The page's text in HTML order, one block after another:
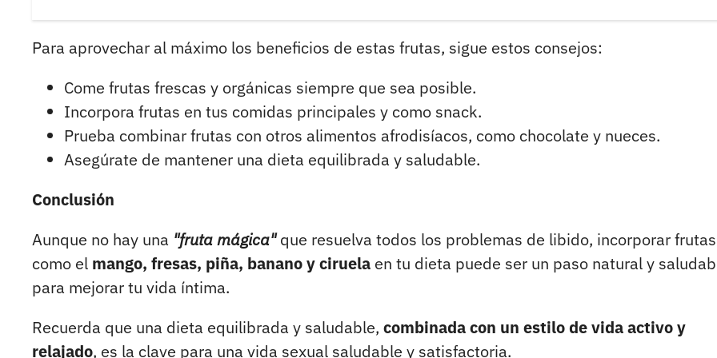
Para aprovechar al máximo los beneficios de estas frutas, sigue estos consejos:
Come frutas frescas y orgánicas siempre que sea posible.
Incorpora frutas en tus comidas principales y como snack.
Prueba combinar frutas con otros alimentos afrodisíacos, como chocolate y nueces.
Asegúrate de mantener una dieta equilibrada y saludable.
Conclusión
Aunque no hay una "fruta mágica"que resuelva todos los problemas de libido, incorporar frutas
como el mango, fresas, piña, banano y ciruela en tu dieta puede ser un paso natural y
para mejorar tu vida íntima.
Recuerda que una dieta equilibrada y saludable, combinada con un estilo de vida activo y
relajado, es la clave para una vida sexual saludable y satisfactoria.